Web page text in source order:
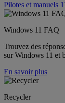
Pilotes et manuels
Windows 11 FAQ
Trouvez des
sur Windows 11 et
En savoir plus
Recycler